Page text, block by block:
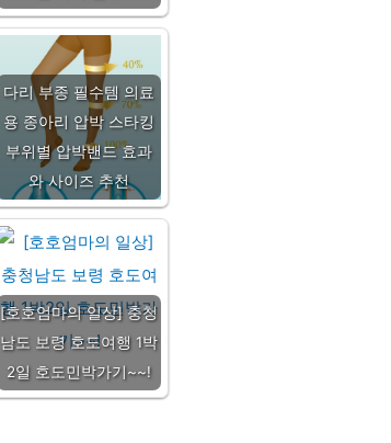
다리 부종 필수템 의료
용 종아리 압박 스타킹
부위별 압박밴드 효과
와 사이즈 추천
[호호엄마의 일상] 충청
남도 보령 호도여행 1박
2일 호도민박가기~~!